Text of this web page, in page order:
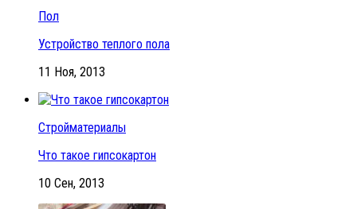
Пол
Устройство теплого пола
11 Ноя, 2013
Стройматериалы
Что такое гипсокартон
10 Сен, 2013